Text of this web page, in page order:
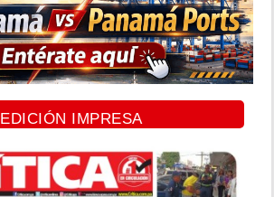
EDICIÓN IMPRESA